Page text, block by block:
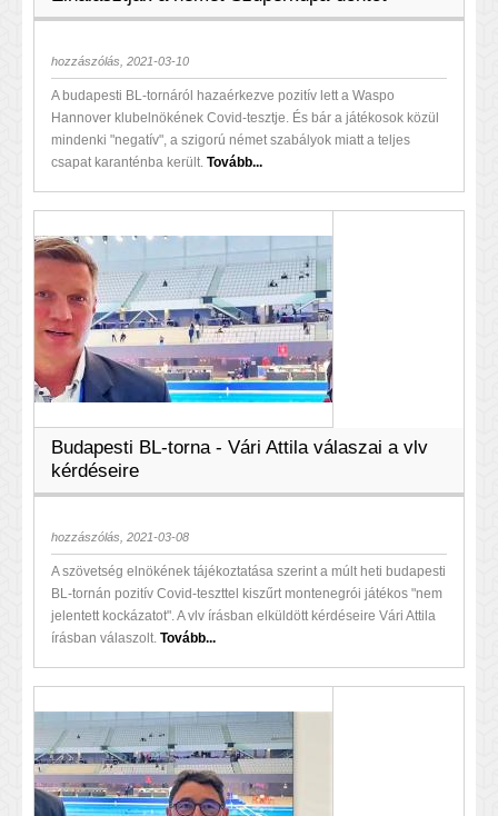
hozzászólás, 2021-03-10
A budapesti BL-tornáról hazaérkezve pozitív lett a Waspo
Hannover klubelnökének Covid-tesztje. És bár a játékosok közül
mindenki "negatív", a szigorú német szabályok miatt a teljes
csapat karanténba került. Tovább...
Budapesti BL-torna - Vári Attila válaszai a vlv
kérdéseire
hozzászólás, 2021-03-08
A szövetség elnökének tájékoztatása szerint a múlt heti budapesti
BL-tornán pozitív Covid-teszttel kiszűrt montenegrói játékos "nem
jelentett kockázatot". A vlv írásban elküldött kérdéseire Vári Attila
írásban válaszolt. Tovább...